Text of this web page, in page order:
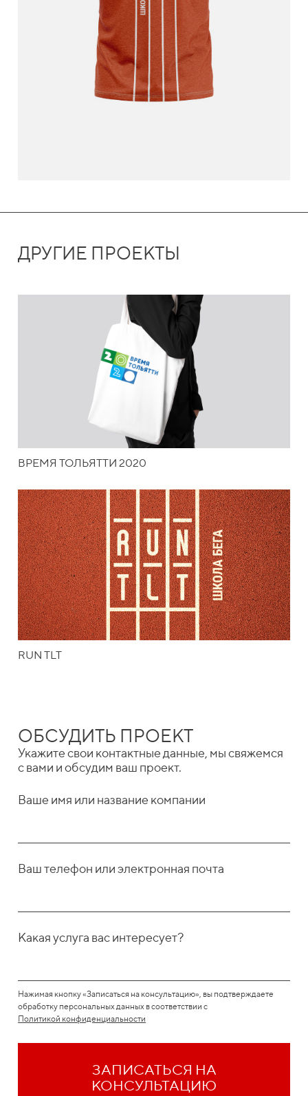
ДРУГИЕ ПРОЕКТЫ
ВРЕМЯ ТОЛЬЯТТИ 2020
RUN TLT
ОБСУДИТЬ ПРОЕКТ
Укажите свои контактные данные, мы свяжемся
с вами и обсудим ваш проект.
Ваше имя или название компании
Ваш телефон или электронная почта
Какая услуга вас интересует?
Нажимая кнопку «Записаться на консультацию», вы подтверждаете
обработку персональных данных в соответствии с
Политикой конфиденциальности
ЗАПИСАТЬСЯ НА
КОНСУЛЬТАЦИЮ